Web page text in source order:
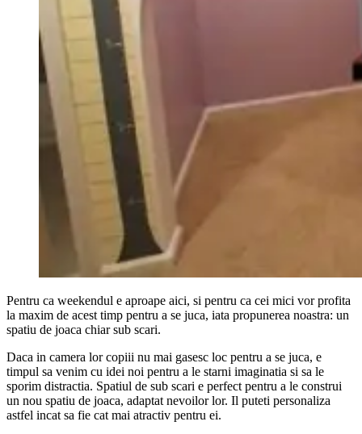
Pentru ca weekendul e aproape aici, si pentru ca cei mici vor profita
la maxim de acest timp pentru a se juca, iata propunerea noastra: un
spatiu de joaca chiar sub scari.
Daca in camera lor copiii nu mai gasesc loc pentru a se juca, e
timpul sa venim cu idei noi pentru a le starni imaginatia si sa le
sporim distractia. Spatiul de sub scari e perfect pentru a le construi
un nou spatiu de joaca, adaptat nevoilor lor. Il puteti personaliza
astfel incat sa fie cat mai atractiv pentru ei.